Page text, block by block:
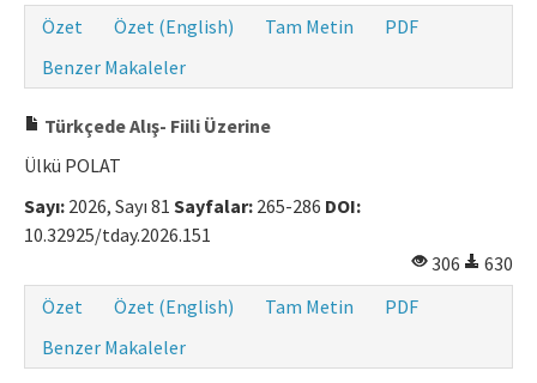
Özet
Özet (English) Tam Metin
PDF
Benzer Makaleler
Türkçede Alış- Fiili Üzerine
Ülkü POLAT
Sayı: 2026, Sayı 81 Sayfalar: 265-286 DOI:
10.32925/tday.2026.151
306
630
Özet
Özet (English) Tam Metin
PDF
Benzer Makaleler